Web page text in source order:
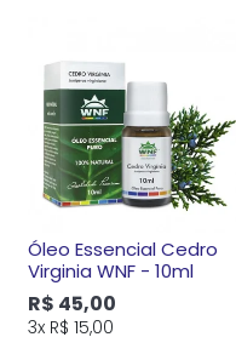
Óleo Essencial Cedro
Virginia WNF - 10ml
R$ 45,00
3x R$ 15,00